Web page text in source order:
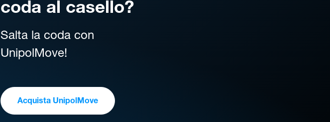
coda al casello?
Salta la coda con
UnipolMove!
Acquista UnipolMove